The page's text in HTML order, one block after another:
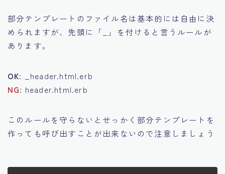
部分テンプレートのファイル名は基本的には自由に決
められますが、先頭に「_」を付けると言うルールが
あります。
OK: _header.html.erb
NG: header.html.erb
このルールを守らないとせっかく部分テンプレートを
作っても呼び出すことが出来ないので注意しましょう